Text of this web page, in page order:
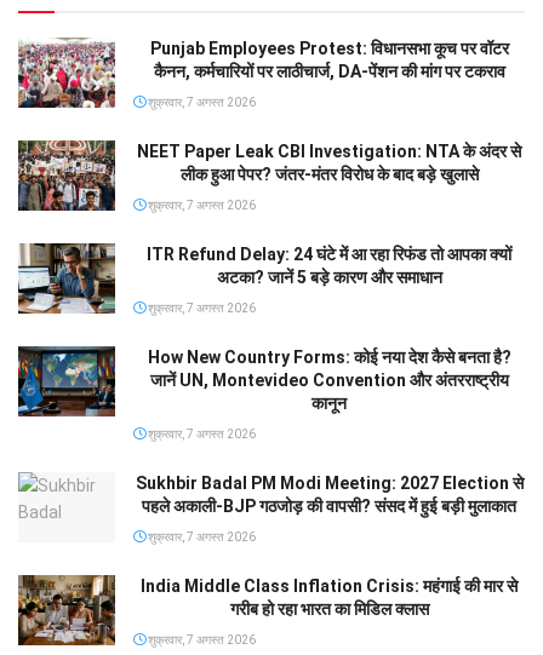
Punjab Employees Protest: विधानसभा कूच पर वॉटर
कैनन, कर्मचारियों पर लाठीचार्ज, DA-पेंशन की मांग पर टकराव
शुक्रवार, 7 अगस्त 2026
NEET Paper Leak CBI Investigation: NTA के अंदर से
लीक हुआ पेपर? जंतर-मंतर विरोध के बाद बड़े खुलासे
शुक्रवार, 7 अगस्त 2026
ITR Refund Delay: 24 घंटे में आ रहा रिफंड तो आपका क्यों
अटका? जानें 5 बड़े कारण और समाधान
शुक्रवार, 7 अगस्त 2026
How New Country Forms: कोई नया देश कैसे बनता है?
जानें UN, Montevideo Convention और अंतरराष्ट्रीय
कानून
शुक्रवार, 7 अगस्त 2026
Sukhbir Badal PM Modi Meeting: 2027 Election से
पहले अकाली-BJP गठजोड़ की वापसी? संसद में हुई बड़ी मुलाकात
शुक्रवार, 7 अगस्त 2026
India Middle Class Inflation Crisis: महंगाई की मार से
गरीब हो रहा भारत का मिडिल क्लास
शुक्रवार, 7 अगस्त 2026